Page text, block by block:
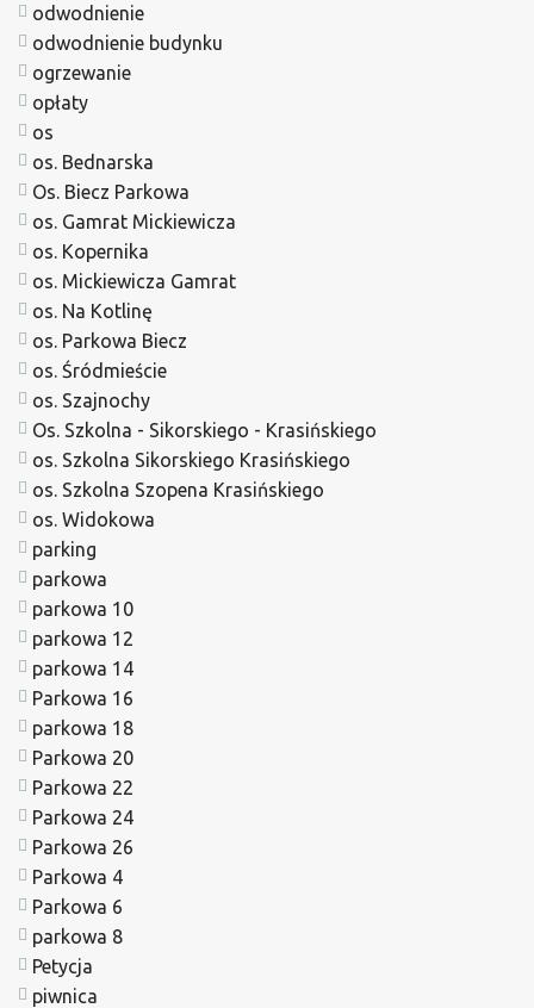
odwodnienie
odwodnienie budynku
ogrzewanie
opłaty
os
os. Bednarska
Os. Biecz Parkowa
os. Gamrat Mickiewicza
os. Kopernika
os. Mickiewicza Gamrat
os. Na Kotlinę
os. Parkowa Biecz
os. Śródmieście
os. Szajnochy
Os. Szkolna - Sikorskiego - Krasińskiego
os. Szkolna Sikorskiego Krasińskiego
os. Szkolna Szopena Krasińskiego
os. Widokowa
parking
parkowa
parkowa 10
parkowa 12
parkowa 14
Parkowa 16
parkowa 18
Parkowa 20
Parkowa 22
Parkowa 24
Parkowa 26
Parkowa 4
Parkowa 6
parkowa 8
Petycja
piwnica